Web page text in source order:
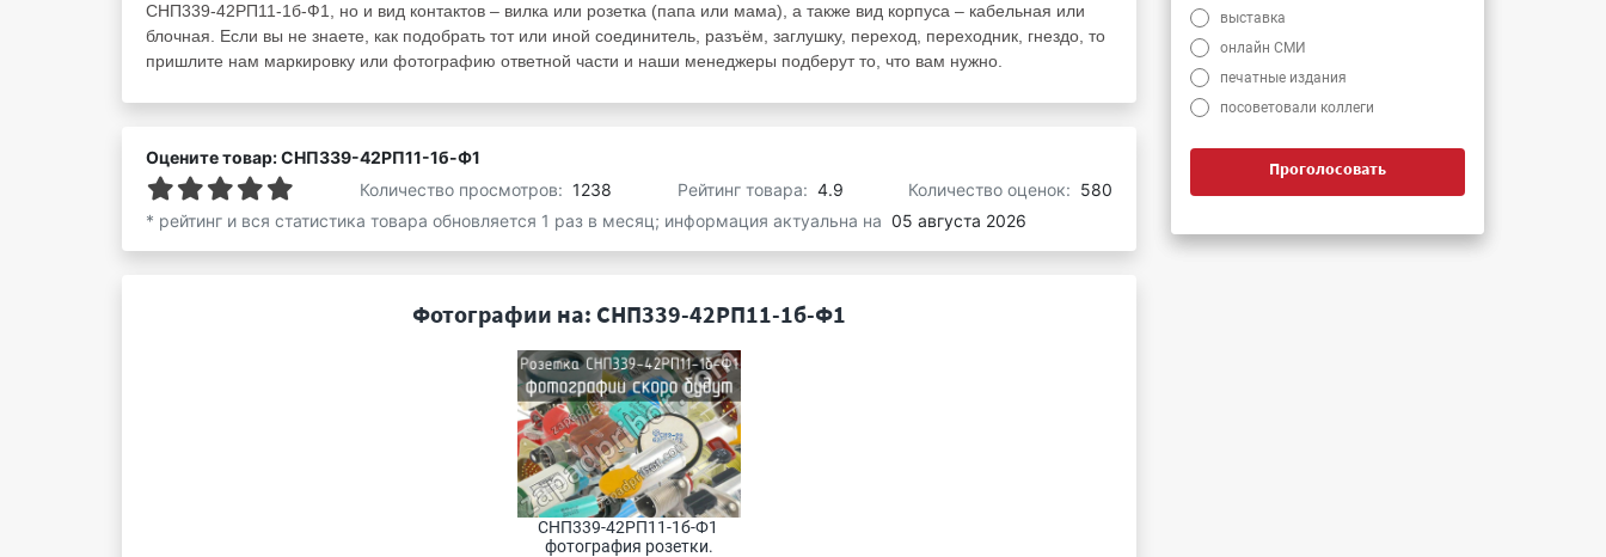
СНП339-42РП11-1б-Ф1, но и вид контактов – вилка или розетка (папа или мама), а также вид корпуса – кабельная или
блочная. Если вы не знаете, как подобрать тот или иной соединитель, разъём, заглушку, переход, переходник, гнездо, то
пришлите нам маркировку или фотографию ответной части и наши менеджеры подберут то, что вам нужно.
Оцените товар: СНП339-42РП11-1б-Ф1
Количество просмотров: 1238 Рейтинг товара: 4.9 Количество оценок: 580
* рейтинг и вся статистика товара обновляется 1 раз в месяц; информация актуальна на 05 августа 2026
Фотографии на: СНП339-42РП11-1б-Ф1
СНП339-42РП11-1б-Ф1
фотография розетки.
выставка
онлайн СМИ
печатные издания
посоветовали коллеги
Проголосовать